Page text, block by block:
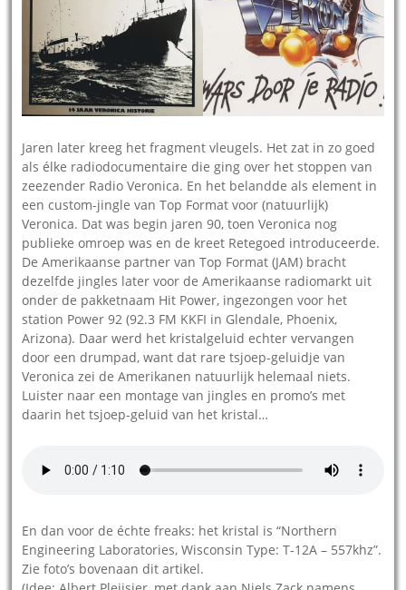
Jaren later kreeg het fragment vleugels. Het zat in zo goed
als élke radiodocumentaire die ging over het stoppen van
zeezender Radio Veronica. En het belandde als element in
een custom-jingle van Top Format voor (natuurlijk)
Veronica. Dat was begin jaren 90, toen Veronica nog
publieke omroep was en de kreet Retegoed introduceerde.
De Amerikaanse partner van Top Format (JAM) bracht
dezelfde jingles later voor de Amerikaanse radiomarkt uit
onder de pakketnaam Hit Power, ingezongen voor het
station Power 92 (92.3 FM KKFI in Glendale, Phoenix,
Arizona). Daar werd het kristalgeluid echter vervangen
door een drumpad, want dat rare tsjoep-geluidje van
Veronica zei de Amerikanen natuurlijk helemaal niets.
Luister naar een montage van jingles en promo’s met
daarin het tsjoep-geluid van het kristal…
En dan voor de échte freaks: het kristal is “Northern
Engineering Laboratories, Wisconsin Type: T-12A – 557khz”.
Zie foto’s bovenaan dit artikel.